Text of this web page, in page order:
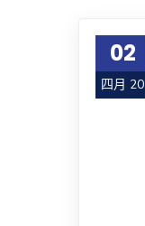
02
四月 20